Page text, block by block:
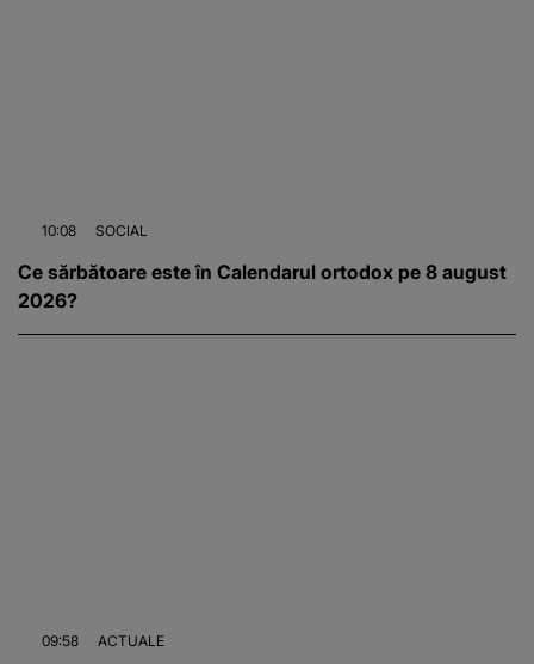
10:08 SOCIAL
Ce sărbătoare este în Calendarul ortodox pe 8 august
2026?
09:58 ACTUALE